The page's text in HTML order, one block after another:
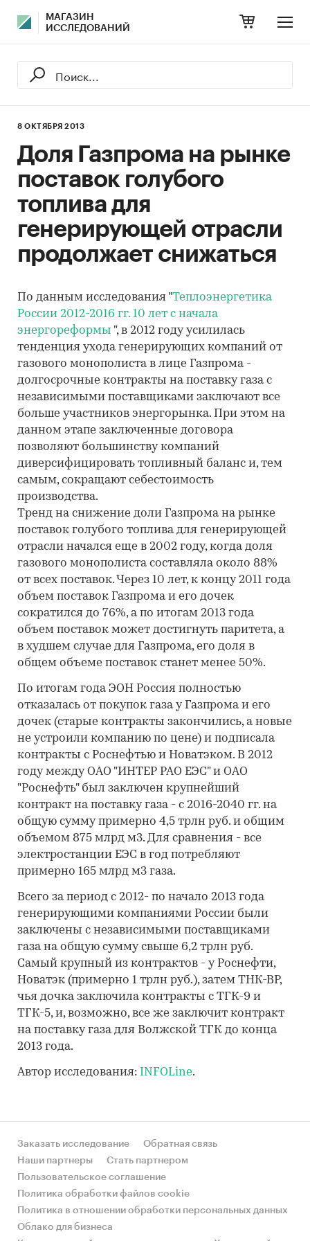
МАГАЗИН
ИССЛЕДОВАНИЙ
8 ОКТЯБРЯ 2013
Доля Газпрома на рынке
поставок голубого
топлива для
генерирующей отрасли
продолжает снижаться
По данным исследования "Теплоэнергетика
России 2012-2016 гг. 10 лет с начала
энергореформы ", в 2012 году усилилась
тенденция ухода генерирующих компаний от
газового монополиста в лице Газпрома -
долгосрочные контракты на поставку газа с
независимыми поставщиками заключают все
больше участников энергорынка. При этом на
данном этапе заключенные договора
позволяют большинству компаний
диверсифицировать топливный баланс и, тем
самым, сокращают себестоимость
производства.
Тренд на снижение доли Газпрома на рынке
поставок голубого топлива для генерирующей
отрасли начался еще в 2002 году, когда доля
газового монополиста составляла около 88%
от всех поставок. Через 10 лет, к концу 2011 года
объем поставок Газпрома и его дочек
сократился до 76%, а по итогам 2013 года
объем поставок может достигнуть паритета, а
в худшем случае для Газпрома, его доля в
общем объеме поставок станет менее 50%.
По итогам года ЭОН Россия полностью
отказалась от покупок газа у Газпрома и его
дочек (старые контракты закончились, а новые
не устроили компанию по цене) и подписала
контракты с Роснефтью и Новатэком. В 2012
году между ОАО "ИНТЕР РАО ЕЭС" и ОАО
"Роснефть" был заключен крупнейший
контракт на поставку газа - с 2016-2040 гг. на
общую сумму примерно 4,5 трлн руб. и общим
объемом 875 млрд м3. Для сравнения - все
электростанции ЕЭС в год потребляют
примерно 165 млрд м3 газа.
Всего за период с 2012- по начало 2013 года
генерирующими компаниями России были
заключены с независимыми поставщиками
газа на общую сумму свыше 6,2 трлн руб.
Самый крупный из контрактов - у Роснефти,
Новатэк (примерно 1 трлн руб.), затем ТНК-ВP,
чья дочка заключила контракты с ТГК-9 и
ТГК-5, и, возможно, все же заключит контракт
на поставку газа для Волжской ТГК до конца
2013 года.
Автор исследования: INFOLine.
Заказать исследование
Обратная связь
Наши партнеры
Стать партнером
Пользовательское соглашение
Политика обработки файлов cookie
Политика в отношении обработки персональных данных
Облако для бизнеса